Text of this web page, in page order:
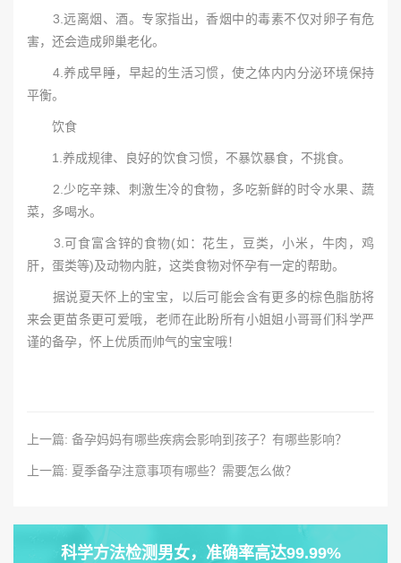
3.远离烟、酒。专家指出，香烟中的毒素不仅对卵子有危
害，还会造成卵巢老化。
4.养成早睡，早起的生活习惯，使之体内内分泌环境保持
平衡。
饮食
1.养成规律、良好的饮食习惯，不暴饮暴食，不挑食。
2.少吃辛辣、刺激生冷的食物，多吃新鲜的时令水果、蔬
菜，多喝水。
3.可食富含锌的食物(如：花生，豆类，小米，牛肉，鸡
肝，蛋类等)及动物内脏，这类食物对怀孕有一定的帮助。
据说夏天怀上的宝宝，以后可能会含有更多的棕色脂肪将
来会更苗条更可爱哦，老师在此盼所有小姐姐小哥哥们科学严
谨的备孕，怀上优质而帅气的宝宝哦！
上一篇: 备孕妈妈有哪些疾病会影响到孩子？有哪些影响？
上一篇: 夏季备孕注意事项有哪些？需要怎么做？
科学方法检测男女，准确率高达99.99%